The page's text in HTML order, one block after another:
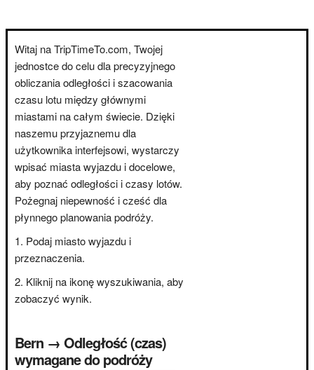
Witaj na TripTimeTo.com, Twojej
jednostce do celu dla precyzyjnego
obliczania odległości i szacowania
czasu lotu między głównymi
miastami na całym świecie. Dzięki
naszemu przyjaznemu dla
użytkownika interfejsowi, wystarczy
wpisać miasta wyjazdu i docelowe,
aby poznać odległości i czasy lotów.
Pożegnaj niepewność i cześć dla
płynnego planowania podróży.
Podaj miasto wyjazdu i
przeznaczenia.
Kliknij na ikonę wyszukiwania, aby
zobaczyć wynik.
Bern → Odległość (czas)
wymagane do podróży